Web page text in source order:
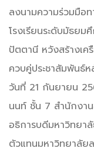
ลงนามความร่วมมือ
โรงเรียนระดับมัธย
ปัตตานี หวังสร้างเ
ควบคู่ประชาสัมพันธ์
วันที่ 21 กันยายน
นนท์ ชั้น 7 สำนักงา
อธิการบดีมหาวิทยา
ตัวแทนมหาวิทยาลัย